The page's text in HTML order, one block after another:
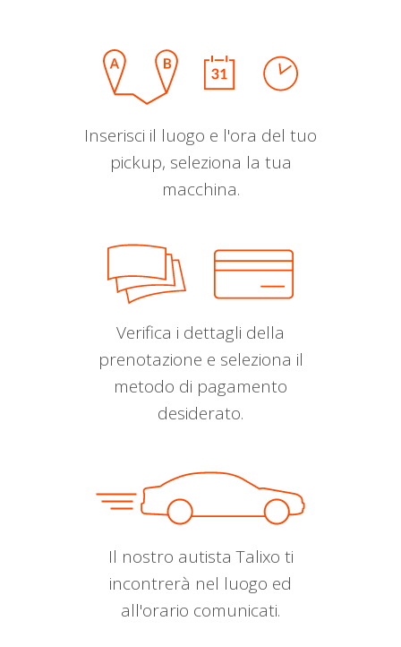
Inserisci il luogo e l'ora del tuo
pickup, seleziona la tua
macchina.
Verifica i dettagli della
prenotazione e seleziona il
metodo di pagamento
desiderato.
Il nostro autista Talixo ti
incontrerà nel luogo ed
all'orario comunicati.